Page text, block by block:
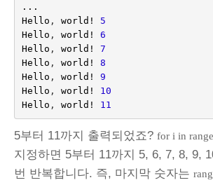
...
Hello , world !
5
Hello , world !
6
Hello , world !
7
Hello , world !
8
Hello , world !
9
Hello , world !
10
Hello , world ! 11
5부터 11까지 출력되었죠? for i in
지정하면 5부터 11까지 5, 6, 7, 8, 9,
번 반복합니다. 즉, 마지막 숫자는